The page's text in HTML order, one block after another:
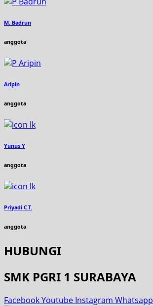
M. Badrun
anggota
Aripin
anggota
Yunus Y
anggota
Priyadi C.T.
anggota
HUBUNGI
SMK PGRI 1 SURABAYA
FacebookYoutube Instagram Whatsapp